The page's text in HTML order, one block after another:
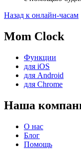
Назад к онлайн-часам
Mom Clock
Функции
для iOS
для Android
для Chrome
Наша
О нас
Блог
Помощь